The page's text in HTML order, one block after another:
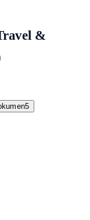
&
5